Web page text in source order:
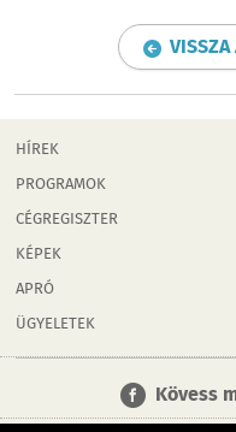
HÍREK
PROGRAMOK
CÉGREGISZTER
KÉPEK
APRÓ
ÜGYELETEK
Kövess